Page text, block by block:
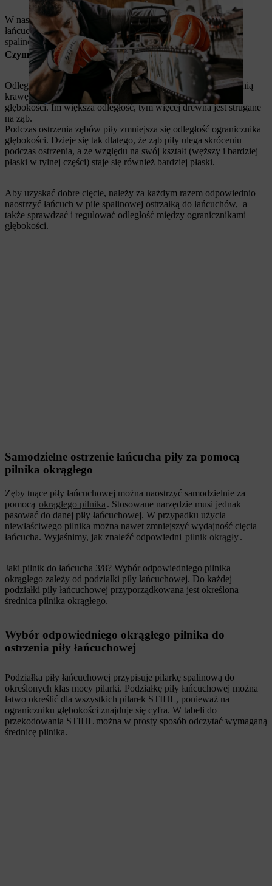
W naszym filmie instruktażowym pokazujemy, jak naostrzyć
łańcuch za jednym razem i ogranicznik głębokości pilarki
spalinowej STIHL za pomocą prowadnika 2-w-1.
Czym jest odległość ogranicznika głębokości?
Odległość ogranicznika głębokości to odległość między przednią
krawędzią górnej części zęba a górną krawędzią ogranicznika
głębokości. Im większa odległość, tym więcej drewna jest strugane
na ząb.
Podczas ostrzenia zębów piły zmniejsza się odległość ogranicznika
głębokości. Dzieje się tak dlatego, że ząb piły ulega skróceniu
podczas ostrzenia, a ze względu na swój kształt (węższy i bardziej
płaski w tylnej części) staje się również bardziej płaski.
Aby uzyskać dobre cięcie, należy za każdym razem odpowiednio
naostrzyć łańcuch w pile spalinowej ostrzałką do łańcuchów, a
także sprawdzać i regulować odległość między ogranicznikami
głębokości.
Samodzielne ostrzenie łańcucha piły za pomocą
pilnika okrągłego
Zęby tnące piły łańcuchowej można naostrzyć samodzielnie za
pomocą okrągłego pilnika . Stosowane narzędzie musi jednak
pasować do danej piły łańcuchowej. W przypadku użycia
niewłaściwego pilnika można nawet zmniejszyć wydajność cięcia
łańcucha. Wyjaśnimy, jak znaleźć odpowiedni pilnik okrągły.
Jaki pilnik do łańcucha 3/8? Wybór odpowiedniego pilnika
okrągłego zależy od podziałki piły łańcuchowej. Do każdej
podziałki piły łańcuchowej przyporządkowana jest określona
średnica pilnika okrągłego.
Wybór odpowiedniego okrągłego pilnika do
ostrzenia piły łańcuchowej
Podziałka piły łańcuchowej przypisuje pilarkę spalinową do
określonych klas mocy pilarki. Podziałkę piły łańcuchowej można
łatwo określić dla wszystkich pilarek STIHL, ponieważ na
ograniczniku głębokości znajduje się cyfra. W tabeli do
przekodowania STIHL można w prosty sposób odczytać wymaganą
średnicę pilnika.